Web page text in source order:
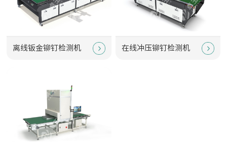
离线钣金铆钉检测机 在线冲压铆钉检测机